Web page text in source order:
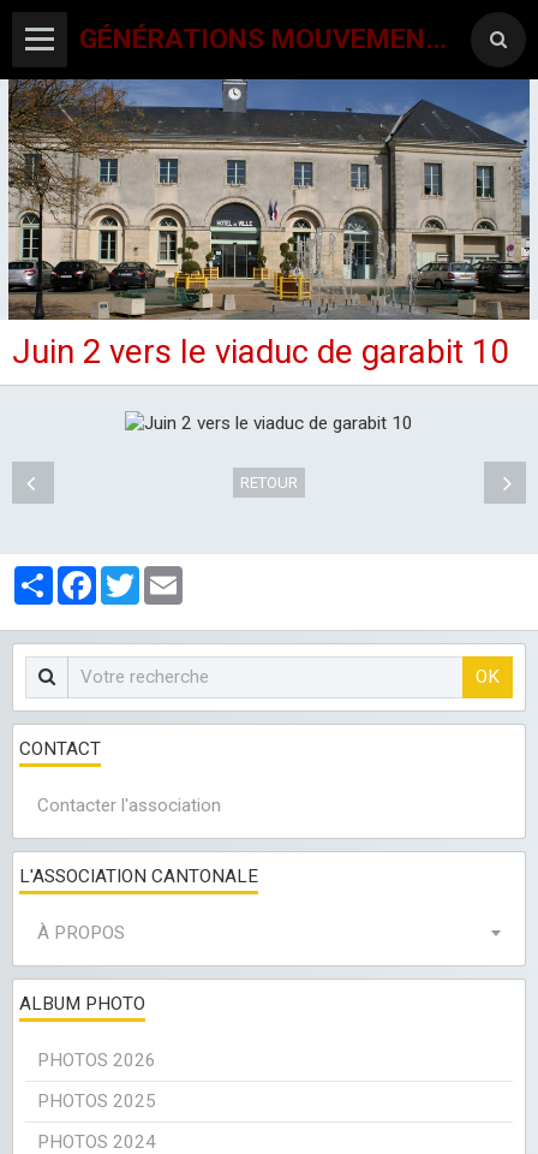
GÉNÉRATIONS MOUVEMENT INTERCLUBS CHAMPAGNE CONLINOISE
ACCUEIL
CANTON-ACTIVITES
AGENDA PAR ACTIVITE
LES CLUBS
Juin 2 vers le viaduc de garabit 10
RETOUR
PartagerFacebook
Twitter
OK
CONTACT
Contacter l'association
L'ASSOCIATION CANTONALE
À PROPOS
ALBUM PHOTO
PHOTOS 2026
PHOTOS 2025
PHOTOS 2024